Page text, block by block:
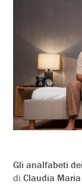
Gli analfabeti
diClaudia